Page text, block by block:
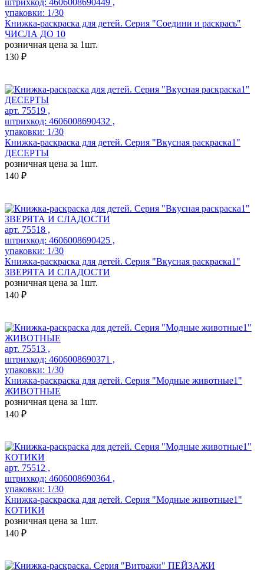
упаковки: 1/30
Книжка-раскраска для детей. Серия "Соедини и раскрась"
ЧИСЛА ДО 10
розничная цена за 1шт.
130 ₽
арт. 75519 ,
штрихкод: 4606008690432 ,
упаковки: 1/30
Книжка-раскраска для детей. Серия "Вкусная раскраска1"
ДЕСЕРТЫ
розничная цена за 1шт.
140 ₽
арт. 75518 ,
штрихкод: 4606008690425 ,
упаковки: 1/30
Книжка-раскраска для детей. Серия "Вкусная раскраска1"
ЗВЕРЯТА И СЛАДОСТИ
розничная цена за 1шт.
140 ₽
арт. 75513 ,
штрихкод: 4606008690371 ,
упаковки: 1/30
Книжка-раскраска для детей. Серия "Модные животные1"
ЖИВОТНЫЕ
розничная цена за 1шт.
140 ₽
арт. 75512 ,
штрихкод: 4606008690364 ,
упаковки: 1/30
Книжка-раскраска для детей. Серия "Модные животные1"
КОТИКИ
розничная цена за 1шт.
140 ₽